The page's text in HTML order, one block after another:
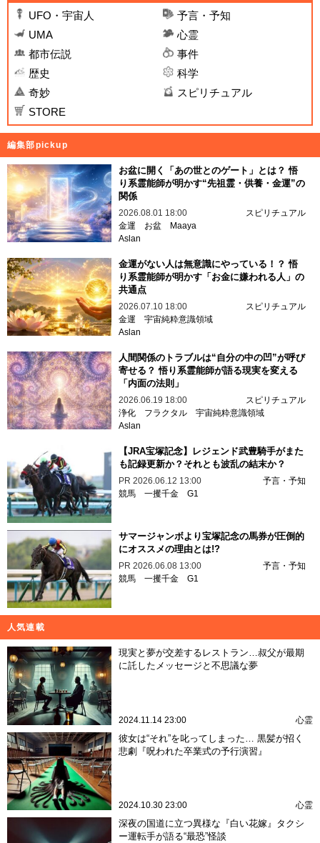
UFO・宇宙人
予言・予知
UMA
心霊
都市伝説
事件
歴史
科学
奇妙
スピリチュアル
STORE
編集部pickup
お盆に開く「あの世とのゲート」とは？ 悟
り系霊能師が明かす“先祖霊・供養・金運”の
関係
2026.08.01 18:00
スピリチュアル
金運
お盆
Maaya
Aslan
金運がない人は無意識にやっている！？ 悟
り系霊能師が明かす「お金に嫌われる人」の
共通点
2026.07.10 18:00
スピリチュアル
金運 宇宙純粋意識領域
Aslan
人間関係のトラブルは“自分の中の凹”が呼び
寄せる？ 悟り系霊能師が語る現実を変える
「内面の法則」
2026.06.19 18:00
スピリチュアル
浄化
フラクタル 宇宙純粋意識領域
Aslan
【JRA宝塚記念】レジェンド武豊騎手がまた
も記録更新か？それとも波乱の結末か？
PR 2026.06.12 13:00
予言・予知
競馬 一攫千金 G1
サマージャンボより宝塚記念の馬券が圧倒的
にオススメの理由とは!?
PR 2026.06.08 13:00
予言・予知
競馬 一攫千金 G1
人気連載
現実と夢が交差するレストラン…叔父が最期
に託したメッセージと不思議な夢
2024.11.14 23:00 心霊
彼女は“それ”を叱ってしまった… 黒髪が招く
悲劇『呪われた卒業式の予行演習』
2024.10.30 23:00 心霊
深夜の国道に立つ異様な『白い花嫁』タクシ
ー運転手が語る“最恐”怪談